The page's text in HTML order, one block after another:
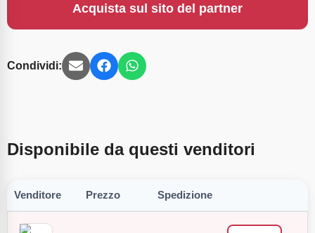
Acquista sul sito del partner
Condividi:
Disponibile da questi venditori
Venditore Prezzo Spedizione